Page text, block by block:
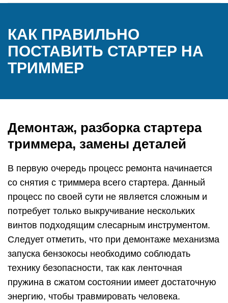
КАК ПРАВИЛЬНО
ПОСТАВИТЬ СТАРТЕР НА
ТРИММЕР
Демонтаж, разборка стартера
триммера, замены деталей
В первую очередь процесс ремонта начинается
со снятия с триммера всего стартера. Данный
процесс по своей сути не является сложным и
потребует только выкручивание нескольких
винтов подходящим слесарным инструментом.
Следует отметить, что при демонтаже механизма
запуска бензокосы необходимо соблюдать
технику безопасности, так как ленточная
пружина в сжатом состоянии имеет достаточную
энергию, чтобы травмировать человека.